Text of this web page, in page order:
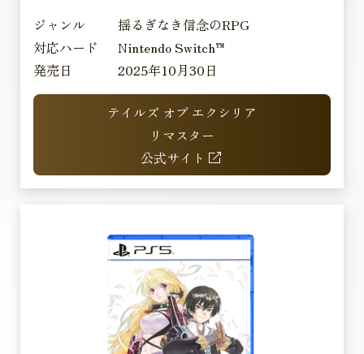
ジャンル
揺るぎなき信念のRPG
対応ハード
Nintendo Switch™
発売日
2025年10月30日
テイルズ オブ エクシリア
リマスター
公式サイト